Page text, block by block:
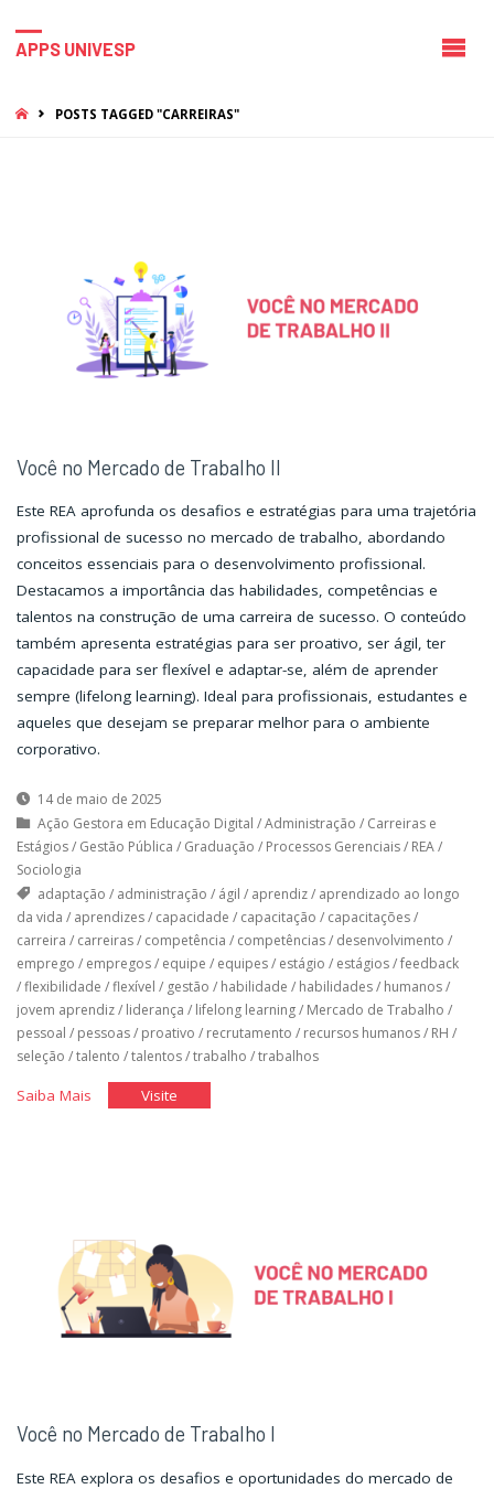
APPS UNIVESP
HOMEPOSTS TAGGED "CARREIRAS"
Você no Mercado de Trabalho II
Este REA aprofunda os desafios e estratégias para uma trajetória
profissional de sucesso no mercado de trabalho, abordando
conceitos essenciais para o desenvolvimento profissional.
Destacamos a importância das habilidades, competências e
talentos na construção de uma carreira de sucesso. O conteúdo
também apresenta estratégias para ser proativo, ser ágil, ter
capacidade para ser flexível e adaptar-se, além de aprender
sempre (lifelong learning). Ideal para profissionais, estudantes e
aqueles que desejam se preparar melhor para o ambiente
corporativo.
14 de maio de 2025
Ação Gestora em Educação Digital /Administração / Carreiras e
Estágios/ Gestão Pública / Graduação / Processos Gerenciais/ REA/
Sociologia
adaptação / administração / ágil / aprendiz/ aprendizado ao longo
da vida / aprendizes/ capacidade / capacitação / capacitações/
carreira / carreiras/ competência / competências/ desenvolvimento /
emprego / empregos/ equipe / equipes/ estágio / estágios/feedback
/flexibilidade /flexível / gestão / habilidade / habilidades/ humanos/
jovem aprendiz/ liderança / lifelong learning/ Mercado de Trabalho /
pessoal / pessoas/ proativo / recrutamento / recursos humanos/ RH /
seleção /talento /talentos/trabalho /trabalhos
Saiba Mais"Você
Visite"Você
Você no Mercado de Trabalho I
Este REA explora os desafios e oportunidades do mercado de